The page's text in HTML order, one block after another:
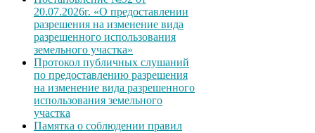
20.07.2026г. «О предоставлении
разрешения на изменение вида
разрешенного использования
земельного участка»
Протокол публичных слушаний
по предоставлению разрешения
на изменение вида разрешенного
использования земельного
участка
Памятка о соблюдении правил